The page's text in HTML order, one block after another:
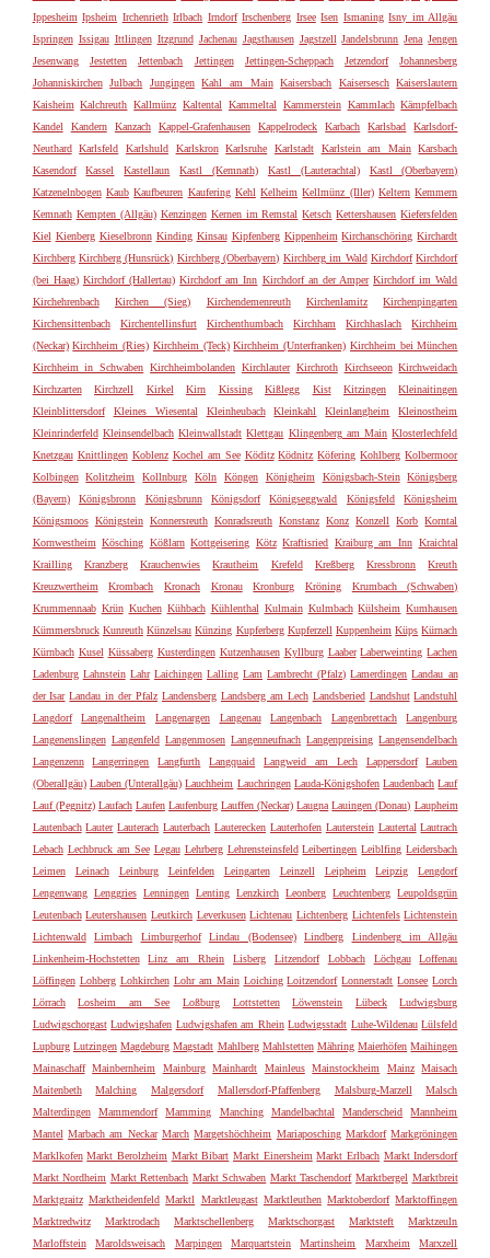
Ippesheim Ipsheim Irchenrieth Irlbach Irndorf Irschenberg Irsee Isen Ismaning Isny im Allgäu
Ispringen Issigau Ittlingen Itzgrund Jachenau Jagsthausen Jagstzell Jandelsbrunn Jena Jengen
Jesenwang
Jestetten Jettenbach Jettingen Jettingen-Scheppach Jetzendorf
Johannesberg
Johanniskirchen
Julbach Jungingen Kahl am Main Kaisersbach Kaisersesch
Kaiserslautern
Kaisheim Kalchreuth Kallmünz Kaltental Kammeltal Kammerstein Kammlach Kämpfelbach
Kandel
Kandern Kanzach Kappel-Grafenhausen Kappelrodeck Karbach Karlsbad
Karlsdorf-
Neuthard
Karlsfeld Karlshuld Karlskron Karlsruhe Karlstadt Karlstein am Main
Karsbach
Kasendorf
Kassel Kastellaun Kastl (Kemnath) Kastl (Lauterachtal)
Kastl (Oberbayern)
Katzenelnbogen Kaub Kaufbeuren Kaufering Kehl Kelheim Kellmünz (Iller) Keltern Kemmern
Kemnath Kempten (Allgäu) Kenzingen Kernen im Remstal Ketsch Kettershausen Kiefersfelden
Kiel Kienberg Kieselbronn Kinding Kinsau Kipfenberg Kippenheim Kirchanschöring Kirchardt
Kirchberg Kirchberg (Hunsrück) Kirchberg (Oberbayern) Kirchberg im Wald Kirchdorf Kirchdorf
(bei Haag) Kirchdorf (Hallertau) Kirchdorf am Inn Kirchdorf an der Amper Kirchdorf im Wald
Kirchehrenbach
Kirchen (Sieg) Kirchendemenreuth Kirchenlamitz
Kirchenpingarten
Kirchensittenbach
Kirchentellinsfurt Kirchenthumbach Kirchham Kirchhaslach
Kirchheim
(Neckar) Kirchheim (Ries) Kirchheim (Teck) Kirchheim (Unterfranken) Kirchheim bei München
Kirchheim in Schwaben Kirchheimbolanden Kirchlauter Kirchroth Kirchseeon Kirchweidach
Kirchzarten
Kirchzell Kirkel Kirn Kissing Kißlegg Kist Kitzingen
Kleinaitingen
Kleinblittersdorf
Kleines Wiesental Kleinheubach Kleinkahl Kleinlangheim
Kleinostheim
Kleinrinderfeld Kleinsendelbach Kleinwallstadt Klettgau Klingenberg am Main Klosterlechfeld
Knetzgau Knittlingen Koblenz Kochel am See Köditz Ködnitz Köfering Kohlberg Kolbermoor
Kolbingen
Kolitzheim Kollnburg Köln Köngen Königheim Königsbach-Stein
Königsberg
(Bayern)
Königsbronn Königsbrunn Königsdorf Königseggwald Königsfeld
Königsheim
Königsmoos Königstein Konnersreuth Konradsreuth Konstanz Konz Konzell Korb Korntal
Kornwestheim Kösching Kößlarn Kottgeisering Kötz Kraftisried Kraiburg am Inn Kraichtal
Krailling
Kranzberg Krauchenwies Krautheim Krefeld Kreßberg Kressbronn
Kreuth
Kreuzwertheim
Krombach Kronach Kronau Kronburg Kröning
Krumbach (Schwaben)
Krummennaab Krün Kuchen Kühbach Kühlenthal Kulmain Kulmbach Külsheim Kumhausen
Kümmersbruck Kunreuth Künzelsau Künzing Kupferberg Kupferzell Kuppenheim Küps Kürnach
Kürnbach Kusel Küssaberg Kusterdingen Kutzenhausen Kyllburg Laaber Laberweinting Lachen
Ladenburg Lahnstein Lahr Laichingen Lalling Lam Lambrecht (Pfalz) Lamerdingen Landau an
der Isar Landau in der Pfalz Landensberg Landsberg am Lech Landsberied Landshut Landstuhl
Langdorf
Langenaltheim Langenargen Langenau Langenbach Langenbrettach
Langenburg
Langenenslingen Langenfeld Langenmosen Langenneufnach Langenpreising Langensendelbach
Langenzenn
Langerringen Langfurth Langquaid Langweid am Lech Lappersdorf
Lauben
(Oberallgäu) Lauben (Unterallgäu) Lauchheim Lauchringen Lauda-Königshofen Laudenbach Lauf
Lauf (Pegnitz) Laufach Laufen Laufenburg Lauffen (Neckar) Laugna Lauingen (Donau) Laupheim
Lautenbach Lauter Lauterach Lauterbach Lauterecken Lauterhofen Lauterstein Lautertal Lautrach
Lebach Lechbruck am See Legau Lehrberg Lehrensteinsfeld Leibertingen Leiblfing Leidersbach
Leimen
Leinach Leinburg Leinfelden Leingarten Leinzell Leipheim Leipzig
Lengdorf
Lengenwang Lenggries Lenningen Lenting Lenzkirch Leonberg Leuchtenberg Leupoldsgrün
Leutenbach Leutershausen Leutkirch Leverkusen Lichtenau Lichtenberg Lichtenfels Lichtenstein
Lichtenwald
Limbach Limburgerhof Lindau (Bodensee) Lindberg
Lindenberg im Allgäu
Linkenheim-Hochstetten
Linz am Rhein Lisberg Litzendorf Lobbach Löchgau
Loffenau
Löffingen Lohberg Lohkirchen Lohr am Main Loiching Loitzendorf Lonnerstadt Lonsee Lorch
Lörrach
Losheim am See Loßburg Lottstetten Löwenstein Lübeck
Ludwigsburg
Ludwigschorgast Ludwigshafen Ludwigshafen am Rhein Ludwigsstadt Luhe-Wildenau Lülsfeld
Lupburg Lutzingen Magdeburg Magstadt Mahlberg Mahlstetten Mähring Maierhöfen Maihingen
Mainaschaff Mainbernheim Mainburg Mainhardt Mainleus Mainstockheim Mainz Maisach
Maitenbeth
Malching Malgersdorf Mallersdorf-Pfaffenberg Malsburg-Marzell
Malsch
Malterdingen
Mammendorf Mamming Manching Mandelbachtal Manderscheid
Mannheim
Mantel Marbach am Neckar March Margetshöchheim Mariaposching Markdorf Markgröningen
Marklkofen Markt Berolzheim Markt Bibart Markt Einersheim Markt Erlbach Markt Indersdorf
Markt Nordheim Markt Rettenbach Markt Schwaben Markt Taschendorf Marktbergel Marktbreit
Marktgraitz Marktheidenfeld Marktl Marktleugast Marktleuthen Marktoberdorf Marktoffingen
Marktredwitz
Marktrodach Marktschellenberg Marktschorgast Marktsteft
Marktzeuln
Marloffstein
Maroldsweisach Marpingen Marquartstein Martinsheim Marxheim
Marxzell